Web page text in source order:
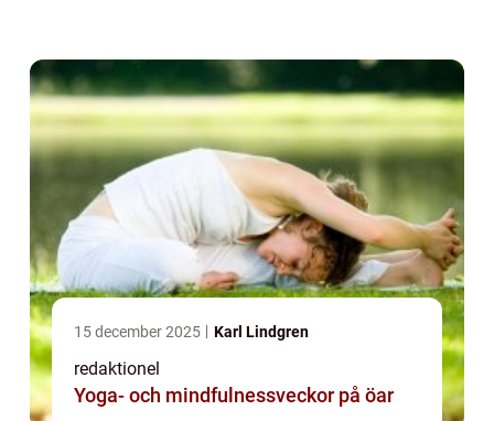
15 december 2025 Karl Lindgren
redaktionel
Yoga- och mindfulnessveckor på öar